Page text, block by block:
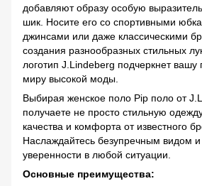
добавляют образу особую
шик. Носите его со спортивными
джинсами или даже классическими
создания разнообразных стильных
логотип J.Lindeberg подчеркнет вашу
миру высокой моды.
Выбирая женское поло Pip поло от
получаете не просто стильную
качества и комфорта от известного
Наслаждайтесь безупречным видом
уверенности в любой ситуации.
Основные преимущества: